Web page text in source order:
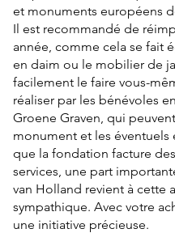
et monuments européens
Il est recommandé de
année, comme cela se fait
en daim ou le mobilier de
facilement le faire vous-
réaliser par les bénévoles
Groene Graven, qui
monument et les éventuels
que la fondation facture
services, une part
van Holland revient à cette
sympathique. Avec votre
une initiative précieuse.